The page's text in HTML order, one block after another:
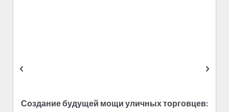
Создание будущей мощи уличных торговцев: